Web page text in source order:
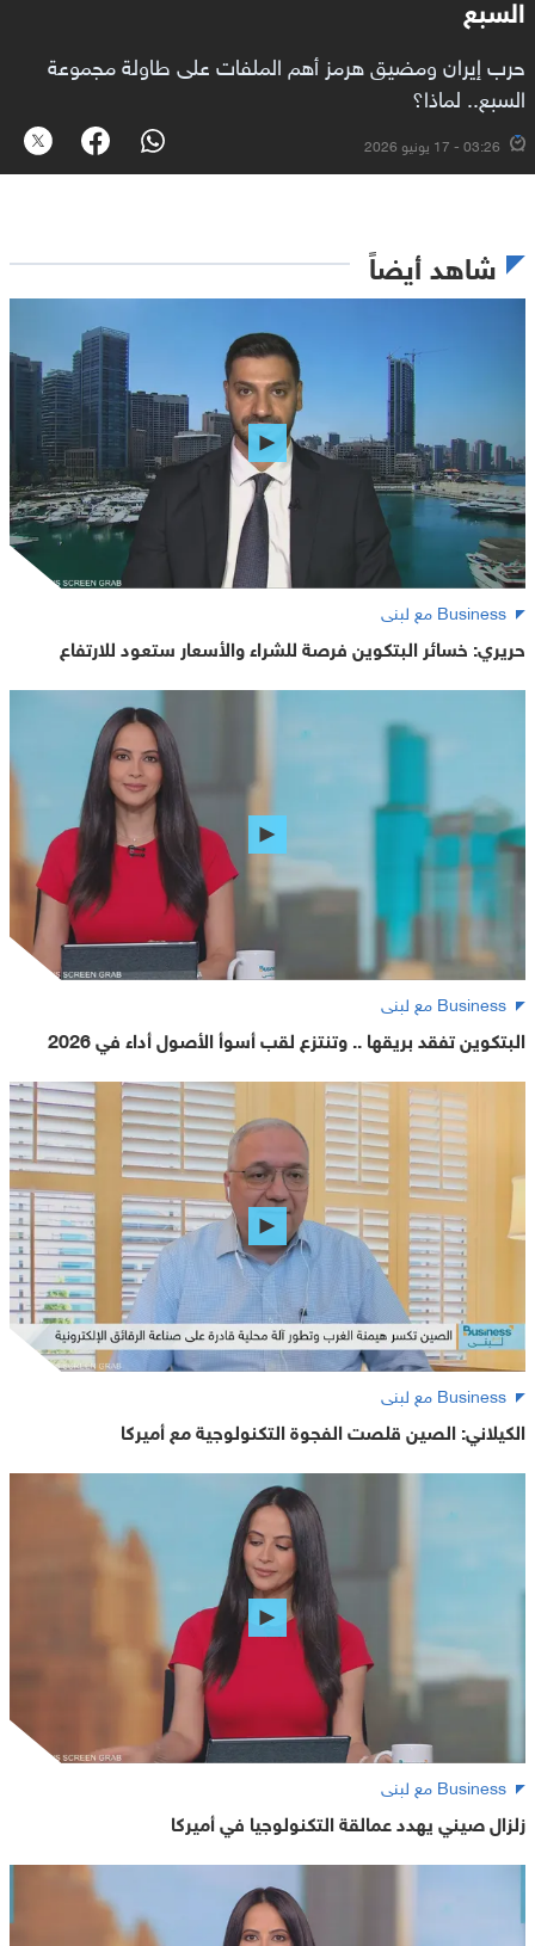
حرب إيران ومضيق هرمز أهم الملفات على طاولة مجموعة
السبع.. لماذا؟
03:26 - 17 يونيو 2026
شاهد أيضاً
Business مع لبنى
حريري: خسائر البتكوين فرصة للشراء والأسعار ستعود للارتفاع
Business مع لبنى
البتكوين تفقد بريقها .. وتنتزع لقب أسوأ الأصول أداء في 2026
Business مع لبنى
الكيلاني: الصين قلصت الفجوة التكنولوجية مع أميركا
Business مع لبنى
زلزال صيني يهدد عمالقة التكنولوجيا في أميركا